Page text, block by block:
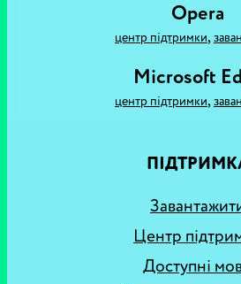
Opera
центр підтримки,
Microsoft
центр підтримки,
Центр
Доступні